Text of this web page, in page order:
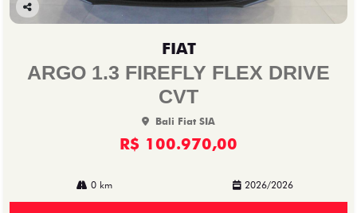
Co
lhe
FIAT
ARGO 1.3 FIREFLY FLEX DRIVE
CVT
Bali Fiat SIA
R$ 100.970,00
0 km 2026/2026